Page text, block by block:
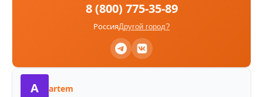
8 (800) 775-35-89
РоссияДругой город?
A artem